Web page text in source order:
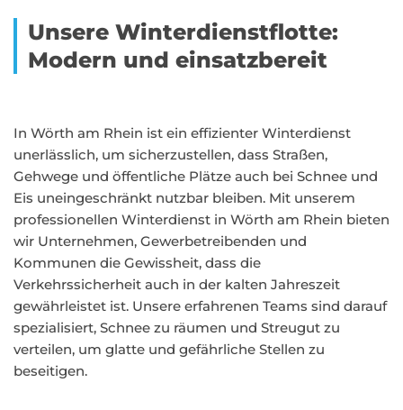
Unsere Winterdienstflotte:
Modern und einsatzbereit
In Wörth am Rhein ist ein effizienter Winterdienst
unerlässlich, um sicherzustellen, dass Straßen,
Gehwege und öffentliche Plätze auch bei Schnee und
Eis uneingeschränkt nutzbar bleiben. Mit unserem
professionellen Winterdienst in Wörth am Rhein bieten
wir Unternehmen, Gewerbetreibenden und
Kommunen die Gewissheit, dass die
Verkehrssicherheit auch in der kalten Jahreszeit
gewährleistet ist. Unsere erfahrenen Teams sind darauf
spezialisiert, Schnee zu räumen und Streugut zu
verteilen, um glatte und gefährliche Stellen zu
beseitigen.